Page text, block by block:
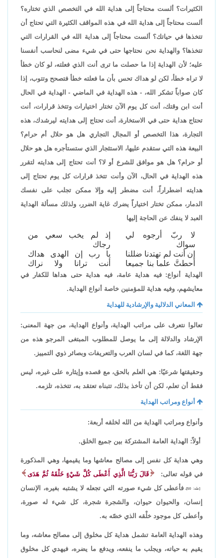
الكثيرات؟ ألست محتاجاً إلى هداية الله في التخصص الذي تختاره؟
ألست محتاجاً إلى هداية الله في هذه المواقف الكثيرة التي تحتاج أن
تتخذها في حياتك؟ ألست محتاجاً إلى هداية الله في القرارات التي
تتخذها؟ والهداية نحن نحتاجها حتى في شيء مضى لنحاسب أنفسنا
عليه؛ لأن الهداية إذا ما حصلت ما ترى أنت الذي فعلته، لو كان خطأ
لا تراه خطأ، لكن لو هداك تحس بأن ما فعلته خطأ فتصحح وتتوب، إذا
كان صواباً تشكر الله، - هذه الهداية في الماضي - الهداية في الحال
أنت ابن وقتك، أنت كل يوم الآن تختار اختيارات وتتخذ قرارات، أنت
تحتاج هداية حتى في الاستخارة، أنت تحتاج إلى هدايته ليرشدك، هذه
التجارة، هذا التخصص أو المجال التجاري هل هو حلال أم حرام؟
البيعة هذه التي ستقدم عليها، الاستئجار الذي ستستأجره هل هو حلال
أو حرام؟ هل هو موافق للشرع أو لا؟ أنت تحتاج إلى هدايته لتقرر
هذه الهداية في الحال، الآن وأنت تتخذ قرارات كل يوم تحتاج إلى
هدايته اضطراراً، أنت مضطر إليه وإلا ممكن تجلب على نفسك
الدمار، ممكن تختار اختياراً يضرك غاية الضرر، ولذلك مسألة الهداية
العبد لا ينفك عن الحاجة إليها
لا ربّ أرجوه لي
سواك
إذ لم يخب سعي من
رجاك
إن أنت لم تهتدنا ضللنا
يا رب إن الهدى هداك
أحطتَّ علما بنا جميعا
أنت ترانا ولا نراك
الهداية أنواع: فيه هداية عامة، فيه هداية حتى هداها للكفار في
معايشهم، وفيه هداية للمؤمنين خاصة أنواع الهداية.
المعاني الدلالية والإرشادية للهداية
تعالوا نتعرف على مراتب الهداية، وأنواع الهداية، من جهة المعنى:
الإرشاد والدلالة إلى ما يوصل للمطلوب المبتغى المرجو هذه من
جهة اللغة، كما في لسان العرب والتعريفات وبصائر ذوي التمييز.
وحقيقتها شرعيًا: هي العلم بالحق، مع قصده وإيثاره على غيره، ليس
فقط أن تعلم، لكن أن تأخذ بذلك، تتبناه تعتقد به، تتخذه، تلزمه.
أنواع ومراتب الهداية
وأنواع ومراتب الهداية من الله لخلقه أربعة:
أولاً: الهداية العامة المشتركة بين جميع الخلق.
وهي هداية كل نفس إلى مصالح معاشها وما يقيمها، وهي المذكورة
في قوله تعالى:
قَالَ رَبُّنَا الَّذِي أَعْطَى كُلَّ شَيْءٍ خَلْقَهُ ثُمَّ هَدَى
[طه: 50]،
فأعطى كل شيء صورته التي تجعله لا يشتبه بغيره، الإنسان
إنسان، والحيوان حيوان، والشجرة شجرة، كل شيء له صورة،
وأعطى كل موجود خلْقه الذي خصّه به.
وهذه الهداية العامة تشمل هداية كل مخلوق إلى مصالح معاشه، وما
يقيم به حياته، ويجلب ما ينفعه، ويدفع ما يضره، فيهدي كل مخلوق